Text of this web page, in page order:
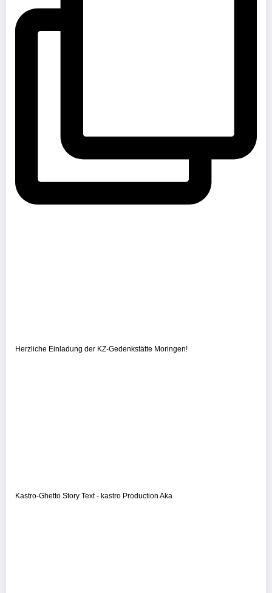
Herzliche Einladung der KZ-Gedenkstätte Moringen!
Kastro-Ghetto Story Text - kastro Production Aka